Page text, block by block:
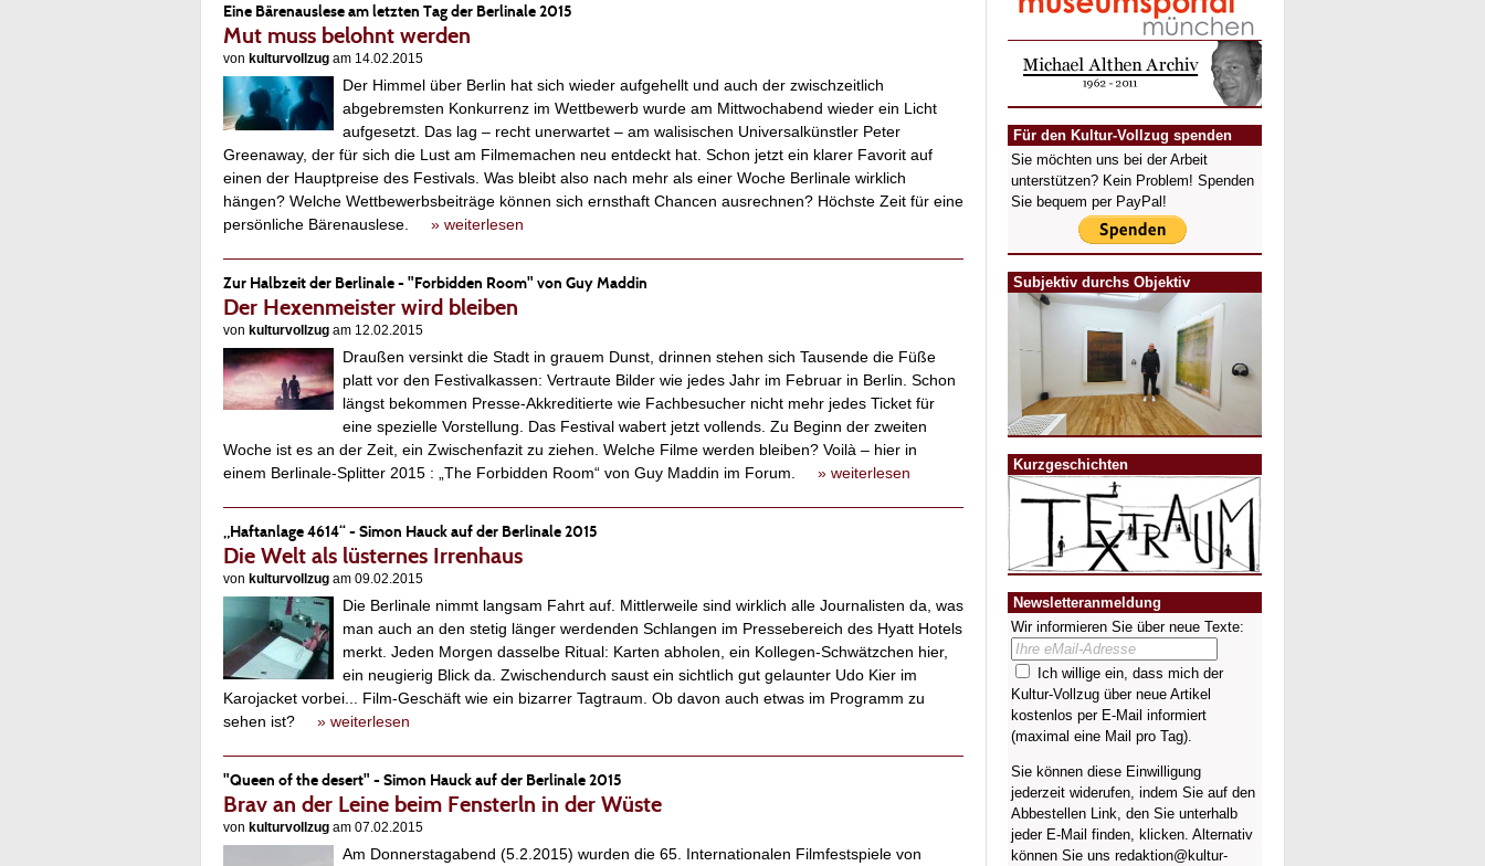
Eine Bärenauslese am letzten Tag der Berlinale 2015
Mut muss belohnt werden
von kulturvollzug am 14.02.2015
Der Himmel über Berlin hat sich wieder aufgehellt und auch der zwischzeitlich
abgebremsten Konkurrenz im Wettbewerb wurde am Mittwochabend wieder ein Licht
aufgesetzt. Das lag – recht unerwartet – am walisischen Universalkünstler Peter
Greenaway, der für sich die Lust am Filmemachen neu entdeckt hat. Schon jetzt ein klarer Favorit auf
einen der Hauptpreise des Festivals. Was bleibt also nach mehr als einer Woche Berlinale wirklich
hängen? Welche Wettbewerbsbeiträge können sich ernsthaft Chancen ausrechnen? Höchste Zeit für eine
persönliche Bärenauslese. » weiterlesen
Zur Halbzeit der Berlinale - "Forbidden Room" von Guy Maddin
Der Hexenmeister wird bleiben
von kulturvollzug am 12.02.2015
Draußen versinkt die Stadt in grauem Dunst, drinnen stehen sich Tausende die Füße
platt vor den Festivalkassen: Vertraute Bilder wie jedes Jahr im Februar in Berlin. Schon
längst bekommen Presse-Akkreditierte wie Fachbesucher nicht mehr jedes Ticket für
eine spezielle Vorstellung. Das Festival wabert jetzt vollends. Zu Beginn der zweiten
Woche ist es an der Zeit, ein Zwischenfazit zu ziehen. Welche Filme werden bleiben? Voilà – hier in
einem Berlinale-Splitter 2015 : „The Forbidden Room“ von Guy Maddin im Forum. » weiterlesen
„Haftanlage 4614“ - Simon Hauck auf der Berlinale 2015
Die Welt als lüsternes Irrenhaus
von kulturvollzug am 09.02.2015
Die Berlinale nimmt langsam Fahrt auf. Mittlerweile sind wirklich alle Journalisten da, was
man auch an den stetig länger werdenden Schlangen im Pressebereich des Hyatt Hotels
merkt. Jeden Morgen dasselbe Ritual: Karten abholen, ein Kollegen-Schwätzchen hier,
ein neugierig Blick da. Zwischendurch saust ein sichtlich gut gelaunter Udo Kier im
Karojacket vorbei... Film-Geschäft wie ein bizarrer Tagtraum. Ob davon auch etwas im Programm zu
sehen ist? » weiterlesen
"Queen of the desert" - Simon Hauck auf der Berlinale 2015
Brav an der Leine beim Fensterln in der Wüste
von kulturvollzug am 07.02.2015
Am Donnerstagabend (5.2.2015) wurden die 65. Internationalen Filmfestspiele von
Für den Kultur-Vollzug spenden
Sie möchten uns bei der Arbeit
unterstützen? Kein Problem! Spenden
Sie bequem per PayPal!
Subjektiv durchs Objektiv
Kurzgeschichten
Newsletteranmeldung
Wir informieren Sie über neue Texte:
Ich willige ein, dass mich der
Kultur-Vollzug über neue Artikel
kostenlos per E-Mail informiert
(maximal eine Mail pro Tag).
Sie können diese Einwilligung
jederzeit widerufen, indem Sie auf den
Abbestellen Link, den Sie unterhalb
jeder E-Mail finden, klicken. Alternativ
können Sie uns redaktion@kultur-